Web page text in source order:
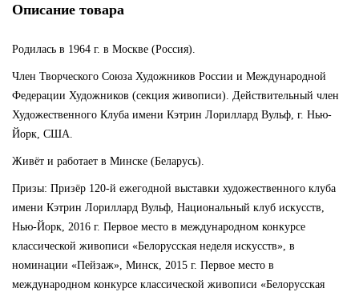
Описание товара
Родилась в 1964 г. в Москве (Россия).
Член Творческого Союза Художников России и Международной
Федерации Художников (секция живописи). Действительный член
Художественного Клуба имени Кэтрин Лориллард Вульф, г. Нью-
Йорк, США.
Живёт и работает в Минске (Беларусь).
Призы: Призёр 120-й ежегодной выставки художественного клуба
имени Кэтрин Лориллард Вульф, Национальный клуб искусств,
Нью-Йорк, 2016 г. Первое место в международном конкурсе
классической живописи «Белорусская неделя искусств», в
номинации «Пейзаж», Минск, 2015 г. Первое место в
международном конкурсе классической живописи «Белорусская